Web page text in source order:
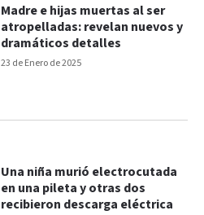
23 de Enero de 2025
Madre e hijas muertas al ser
atropelladas: revelan nuevos y
dramáticos detalles
Una niña murió electrocutada
en una pileta y otras dos
recibieron descarga eléctrica